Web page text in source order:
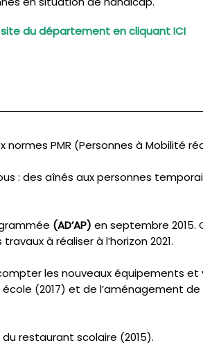
site du département en cliquant ICI
normes PMR (Personnes à Mobilité
: des aînés aux personnes
(AD’AP) en septembre
à réaliser à l’horizon 2021.
les nouveaux équipements et
(2017) et de l’aménagement de
restaurant scolaire (2015).